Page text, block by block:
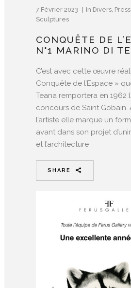
7 Février 2023 In Divers,
Sculptures
CONQUÊTE DE
N°1 MARINO DI
C’est avec cette œuvre
Conquête de l’Espace »
Teana remportera en 1962
concours de Saint Gobain.
l’artiste elle marque un
avant dans son projet
et l’architecture
SHARE